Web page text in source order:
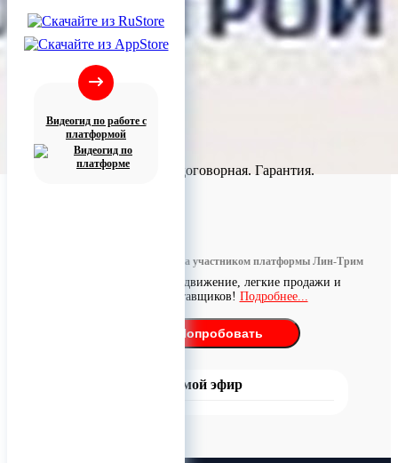
Видеогид по работе с
платформой
В наличии. Цена договорная. Гарантия.
Информация размещена участником платформы Лин-Трим
Бесплатное продвижение, легкие продажи и
поиск поставщиков! Подробнее...
Попробовать
Прямой эфир